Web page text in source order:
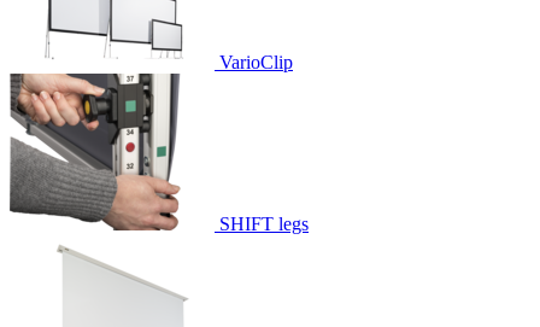
VarioClip
SHIFT legs